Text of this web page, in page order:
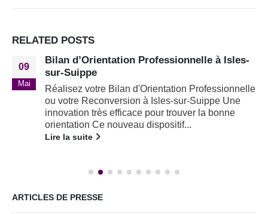
RELATED POSTS
09
Mai
Bilan d’Orientation Professionnelle à Isles-
sur-Suippe
Réalisez votre Bilan d'Orientation Professionnelle
ou votre Reconversion à Isles-sur-Suippe Une
innovation très efficace pour trouver la bonne
orientation Ce nouveau dispositif...
Lire la suite
ARTICLES DE PRESSE